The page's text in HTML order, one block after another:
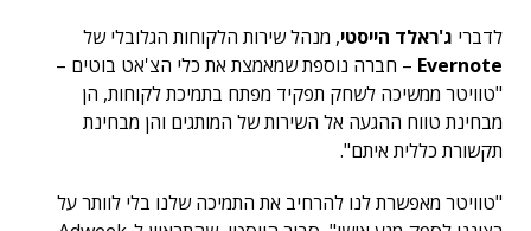
לדברי ג'ראלד הייסטי, מנהל שירות הלקוחות הגלובלי של
Evernote – חברה נוספת שמאמצת את כלי הצ'אט בוטים –
"טוויטר ממשיכה לשחק תפקיד מפתח בתמיכת לקוחות, הן
מבחינת טווח ההגעה אל השירות של המותגים והן מבחינת
תקשורת כללית איתם".
"טוויטר מאפשרת לנו להרחיב את התמיכה שלנו בלי לוותר על